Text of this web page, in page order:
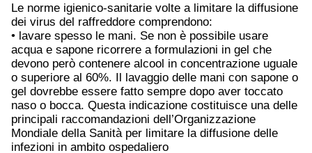
Le norme igienico-sanitarie volte a limitare la diffusione
dei virus del raffreddore comprendono:
• lavare spesso le mani. Se non è possibile usare
acqua e sapone ricorrere a formulazioni in gel che
devono però contenere alcool in concentrazione uguale
o superiore al 60%. Il lavaggio delle mani con sapone o
gel dovrebbe essere fatto sempre dopo aver toccato
naso o bocca. Questa indicazione costituisce una delle
principali raccomandazioni dell’Organizzazione
Mondiale della Sanità per limitare la diffusione delle
infezioni in ambito ospedaliero